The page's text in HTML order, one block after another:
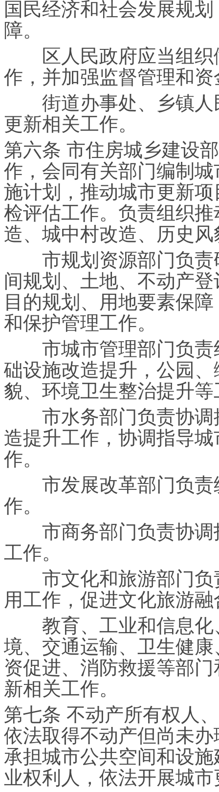
国民经济和社会发展规
障。
区人民政府应当组织
作，并加强监督管理和
街道办事处、乡镇人
更新相关工作。
第六条 市住房城乡建设
作，会同有关部门编制
施计划，推动城市更新
检评估工作。负责组织
造、城中村改造、历史
市规划资源部门负责
间规划、土地、不动产
目的规划、用地要素保
和保护管理工作。
市城市管理部门负责
础设施改造提升，公园
貌、环境卫生整治提升等
市水务部门负责协调
造提升工作，协调指导
作。
市发展改革部门负责
作。
市商务部门负责协调
工作。
市文化和旅游部门负
用工作，促进文化旅游
教育、工业和信息化
境、交通运输、卫生健
资促进、消防救援等部
新相关工作。
第七条 不动产所有权人
依法取得不动产但尚未
承担城市公共空间和设
业权利人，依法开展城